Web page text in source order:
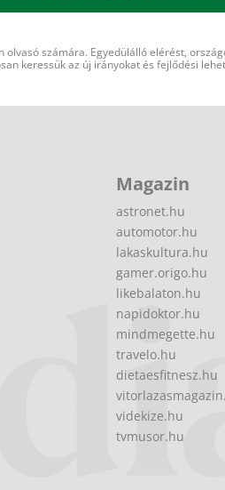
számára. Egyedülálló elérést,
keressük az új irányokat és fejlődési
Magazin
astronet.hu
automotor.hu
lakaskultura.hu
gamer.origo.hu
likebalaton.hu
napidoktor.hu
mindmegette.hu
travelo.hu
dietaesfitnesz.hu
videkize.hu
tvmusor.hu